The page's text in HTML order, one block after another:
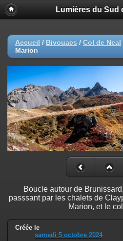
Lumières du Sud
Accueil / Bivouacs / Col de Neal
Marion
Boucle autour de
passsant par les chalets de
Marion, et le
Créée le
samedi 5 octobre 2024